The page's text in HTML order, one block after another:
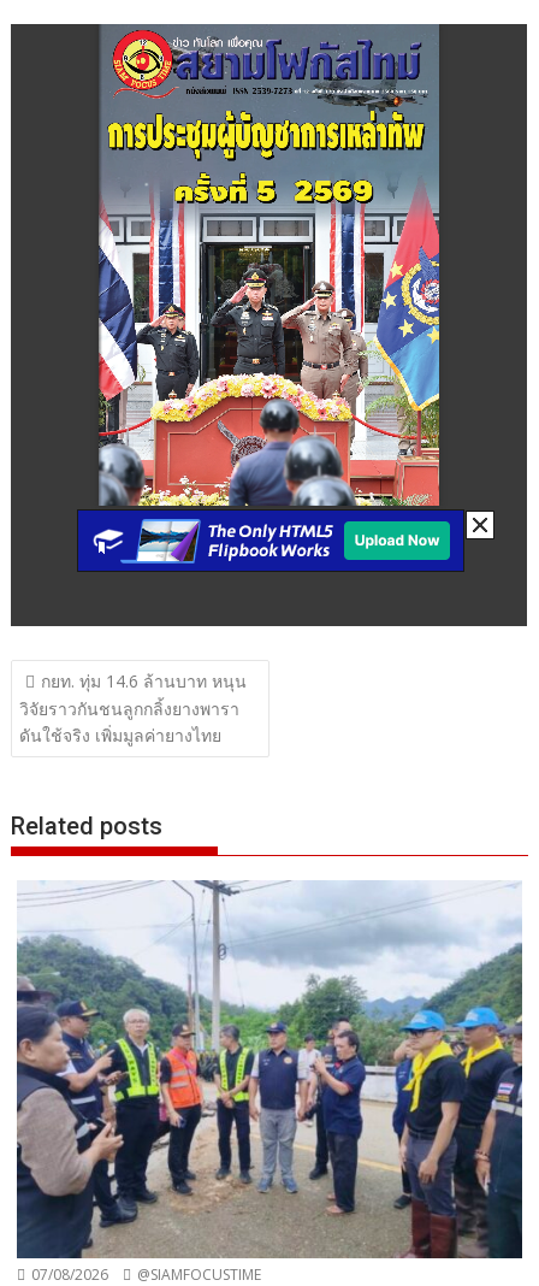
แนะแนว
เรื่อง
กยท. ทุ่ม 14.6 ล้านบาท หนุน
วิจัยราวกันชนลูกกลิ้งยางพารา
ดันใช้จริง เพิ่มมูลค่ายางไทย
Related posts
07/08/2026 @SIAMFOCUSTIME